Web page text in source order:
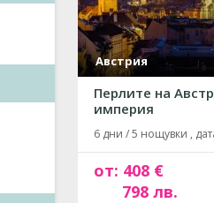
Австрия
Перлите на
империя
6 дни / 5 нощувки ,
от: 408 €
798 лв.